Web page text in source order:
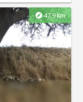
explore47.9 km